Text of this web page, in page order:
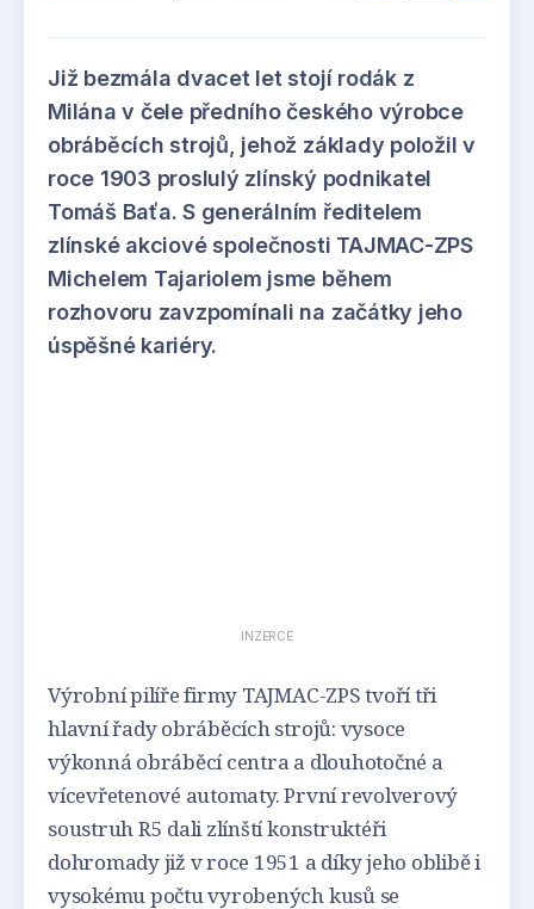
Již bezmála dvacet let stojí rodák z
Milána v čele předního českého výrobce
obráběcích strojů, jehož základy položil v
roce 1903 proslulý zlínský podnikatel
Tomáš Baťa. S generálním ředitelem
zlínské akciové společnosti TAJMAC-ZPS
Michelem Tajariolem jsme během
rozhovoru zavzpomínali na začátky jeho
úspěšné kariéry.
INZERCE
Výrobní pilíře firmy TAJMAC-ZPS tvoří tři
hlavní řady obráběcích strojů: vysoce
výkonná obráběcí centra a dlouhotočné a
vícevřetenové automaty. První revolverový
soustruh R5 dali zlínští konstruktéři
dohromady již v roce 1951 a díky jeho oblibě i
vysokému počtu vyrobených kusů se